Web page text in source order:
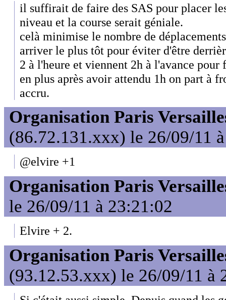
il suffirait de faire des SAS pour placer
niveau et la course serait géniale.
celà minimise le nombre de
arriver le plus tôt pour éviter d'être
2 à l'heure et viennent 2h à l'avance
en plus après avoir attendu 1h on part à
accru.
Organisation Paris
(86.72.131.xxx) le 26/09/11
@elvire +1
Organisation Paris
le 26/09/11 à 23:21:02
Elvire + 2.
Organisation Paris
(93.12.53.xxx) le 26/09/11 à